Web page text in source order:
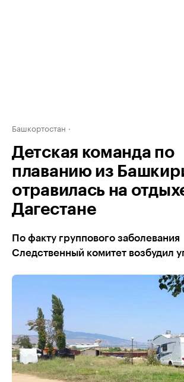
Башкортостан
Детская команда по
плаванию из
отравилась на
Дагестане
По факту группового заболевания
Следственный комитет возбудил